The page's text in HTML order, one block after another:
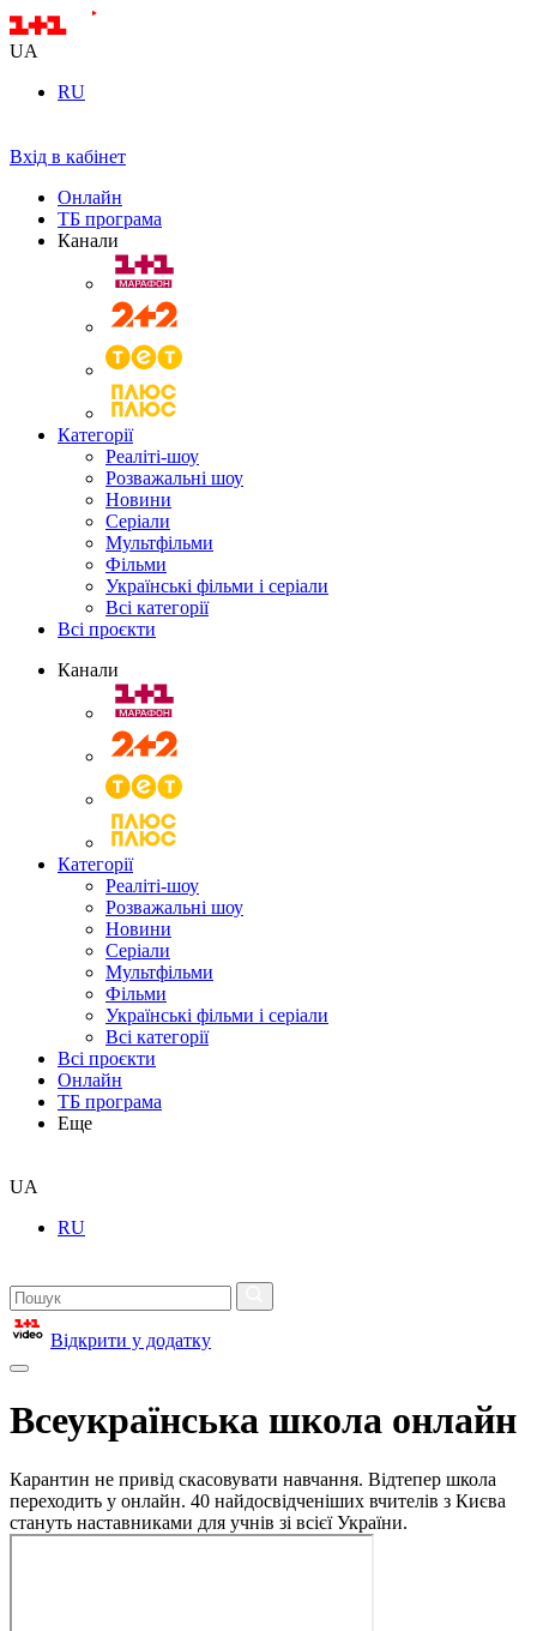
UA
RU
Вхід в кабінет
Онлайн
ТБ програма
Канали
Категорії
Реаліті-шоу
Розважальні шоу
Новини
Серіали
Мультфільми
Фільми
Українські фільми і серіали
Всі категорії
Всі проєкти
Канали
Категорії
Реаліті-шоу
Розважальні шоу
Новини
Серіали
Мультфільми
Фільми
Українські фільми і серіали
Всі категорії
Всі проєкти
Онлайн
ТБ програма
Еще
UA
RU
Відкрити у додатку
Всеукраїнська школа онлайн
Карантин не привід скасовувати навчання. Відтепер школа
переходить у онлайн. 40 найдосвідченіших вчителів з Києва
стануть наставниками для учнів зі всієї України.